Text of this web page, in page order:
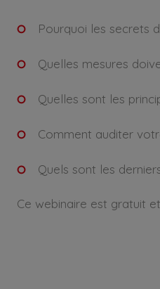
Pourquoi les secrets
Quelles mesures
Quelles sont les
Comment auditer
Quels sont les
Ce webinaire est gratuit